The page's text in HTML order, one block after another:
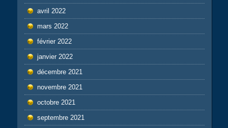
avril 2022
mars 2022
février 2022
janvier 2022
décembre 2021
novembre 2021
octobre 2021
septembre 2021